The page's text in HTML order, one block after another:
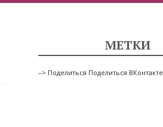
МЕТКИ
--> Поделиться Поделиться ВКонтакте